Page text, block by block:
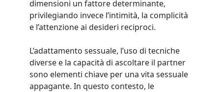
dimensioni un fattore determinante,
privilegiando invece l’intimità, la complicità
e l’attenzione ai desideri reciproci.
L’adattamento sessuale, l’uso di tecniche
diverse e la capacità di ascoltare il partner
sono elementi chiave per una vita sessuale
appagante. In questo contesto, le